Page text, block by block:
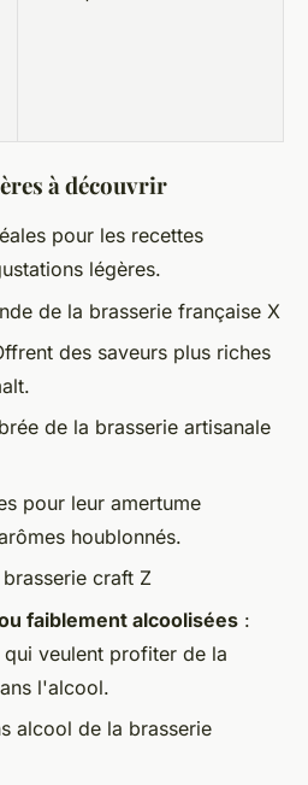
à découvrir
pour les recettes
légères.
de la brasserie française X
des saveurs plus riches
de la brasserie artisanale
pour leur amertume
houblonnés.
craft Z
faiblement alcoolisées :
veulent profiter de la
l'alcool.
alcool de la brasserie